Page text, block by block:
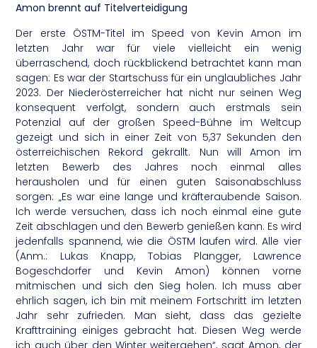
Amon brennt auf Titelverteidigung
Der erste ÖSTM-Titel im Speed von Kevin Amon im
letzten Jahr war für viele vielleicht ein wenig
überraschend, doch rückblickend betrachtet kann man
sagen: Es war der Startschuss für ein unglaubliches Jahr
2023. Der Niederösterreicher hat nicht nur seinen Weg
konsequent verfolgt, sondern auch erstmals sein
Potenzial auf der großen Speed-Bühne im Weltcup
gezeigt und sich in einer Zeit von 5,37 Sekunden den
österreichischen Rekord gekrallt. Nun will Amon im
letzten Bewerb des Jahres noch einmal alles
herausholen und für einen guten Saisonabschluss
sorgen: „Es war eine lange und kräfteraubende Saison.
Ich werde versuchen, dass ich noch einmal eine gute
Zeit abschlagen und den Bewerb genießen kann. Es wird
jedenfalls spannend, wie die ÖSTM laufen wird. Alle vier
(Anm.: Lukas Knapp, Tobias Plangger, Lawrence
Bogeschdorfer und Kevin Amon) können vorne
mitmischen und sich den Sieg holen. Ich muss aber
ehrlich sagen, ich bin mit meinem Fortschritt im letzten
Jahr sehr zufrieden. Man sieht, dass das gezielte
Krafttraining einiges gebracht hat. Diesen Weg werde
ich auch über den Winter weitergehen“, sagt Amon, der